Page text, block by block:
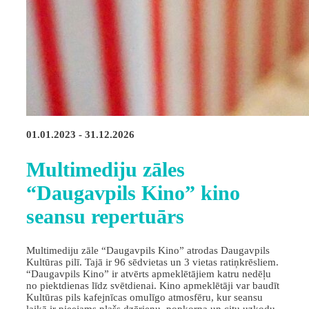
01.01.2023 - 31.12.2026
Multimediju zāles
“Daugavpils Kino” kino
seansu repertuārs
Multimediju zāle “Daugavpils Kino” atrodas Daugavpils
Kultūras pilī. Tajā ir 96 sēdvietas un 3 vietas ratiņkrēsliem.
“Daugavpils Kino” ir atvērts apmeklētājiem katru nedēļu
no piektdienas līdz svētdienai. Kino apmeklētāji var baudīt
Kultūras pils kafejnīcas omulīgo atmosfēru, kur seansu